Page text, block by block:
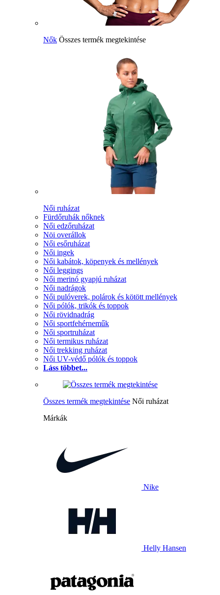
Nők Összes termék megtekintése
Női ruházat
Fürdőruhák nőknek
Női edzőruházat
Nöi overállok
Női esőruházat
Női ingek
Női kabátok, köpenyek és mellények
Női leggings
Női merinó gyapjú ruházat
Női nadrágok
Női pulóverek, polárok és kötött mellények
Női pólók, trikók és toppok
Női rövidnadrág
Női sportfehérneműk
Női sportruházat
Női termikus ruházat
Női trekking ruházat
Női UV-védő pólók és toppok
Láss többet...
Összes termék megtekintése Női ruházat
Márkák
Nike
Helly Hansen